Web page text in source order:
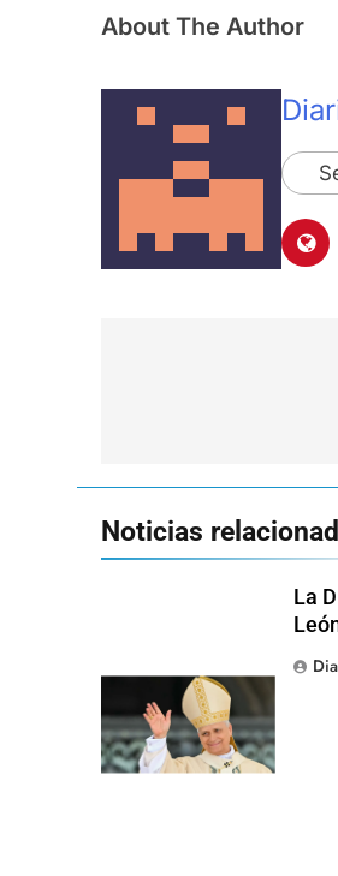
About The Author
Noticias
La